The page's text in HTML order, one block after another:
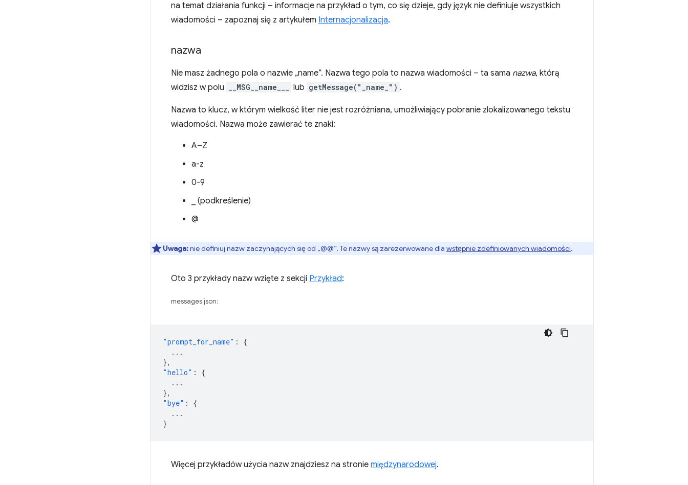
na temat działania funkcji – informacje na przykład o tym, co się dzieje, gdy język nie definiuje wszystkich
wiadomości – zapoznaj się z artykułem Internacjonalizacja.
nazwa
Nie masz żadnego pola o nazwie „name”. Nazwa tego pola to nazwa wiadomości – ta sama nazwa, którą
widzisz w polu
__MSG__name___ lub getMessage("_name_") .
Nazwa to klucz, w którym wielkość liter nie jest rozróżniana, umożliwiający pobranie zlokalizowanego tekstu
wiadomości. Nazwa może zawierać te znaki:
A–Z
a-z
0-9
_ (podkreślenie)
@
Uwaga:nie definiuj nazw zaczynających się od „@@”. Te nazwy są zarezerwowane dla wstępnie zdefiniowanych wiadomości.
Oto 3 przykłady nazw wzięte z sekcji Przykład:
messages.json:
"prompt_for_name" :
{
...
},
"hello" :
{
...
},
"bye" :
{
...
}
Więcej przykładów użycia nazw znajdziesz na stronie międzynarodowej.